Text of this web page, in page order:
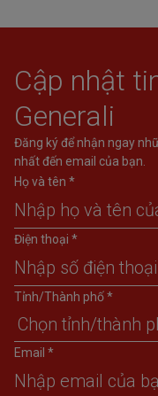
Cập nhật
Generali
Đăng ký để nhận ngay
nhất đến email của bạn.
Họ và tên *
Điện thoại *
Tỉnh/Thành phố *
Email *